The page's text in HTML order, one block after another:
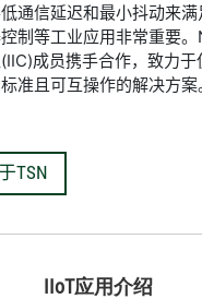
通信延迟和最小抖动来
制等工业应用非常重要
成员携手合作，致力
准且可互操作的解决方案
TSN
IIoT应用介绍